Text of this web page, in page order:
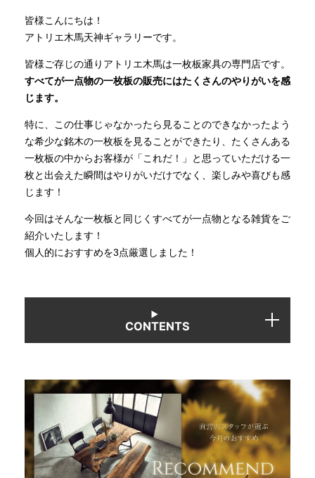
全商品一覧
新入荷情報
納品事例
INFORMATION
MOKUBA CHANNEL
よくあるご質問
お問い合わせ
皆様こんにちは！
アトリエ木馬天神ギャラリーです。
皆様ご存じの通りアトリエ木馬は一枚板家具の専門店です。
すべてが一点物の一枚板の販売にはたくさんのやりがいを感
じます。
特に、この仕事じゃなかったら見ることのできなかったよう
な希少な銘木の一枚板を見ることができたり、たくさんある
一枚板の中からお客様が「これだ！」と思っていただける一
枚と出会えた瞬間はやりがいだけでなく、楽しみや喜びも感
じます！
今回はそんな一枚板と同じくすべてが一点物となる雑貨をご
紹介いたします！
個人的におすすめを3点厳選しました！
CONTENTS